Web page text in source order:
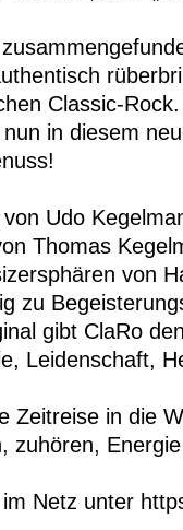
Classic-
in diesem
Udo
Thomas
von
zu
gibt ClaRo
Leidenschaft,
Zeitreise in die
zuhören,
Netz unter